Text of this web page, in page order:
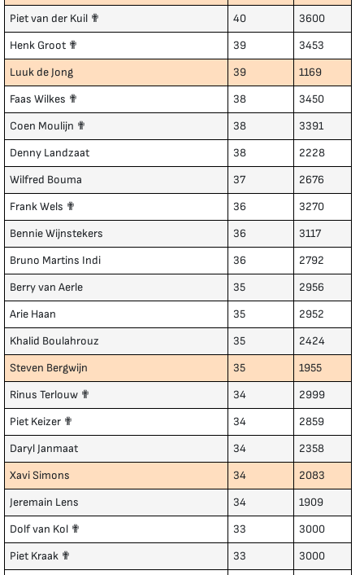
Piet van der Kuil ✟
40
3600
Henk Groot ✟
39
3453
Luuk de Jong
39
1169
Faas Wilkes ✟
38
3450
Coen Moulijn ✟
38
3391
Denny Landzaat
38
2228
Wilfred Bouma
37
2676
Frank Wels ✟
36
3270
Bennie Wijnstekers
36
3117
Bruno Martins Indi
36
2792
Berry van Aerle
35
2956
Arie Haan
35
2952
Khalid Boulahrouz
35
2424
Steven Bergwijn
35
1955
Rinus Terlouw ✟
34
2999
Piet Keizer ✟
34
2859
Daryl Janmaat
34
2358
Xavi Simons
34
2083
Jeremain Lens
34
1909
Dolf van Kol ✟
33
3000
Piet Kraak ✟
33
3000